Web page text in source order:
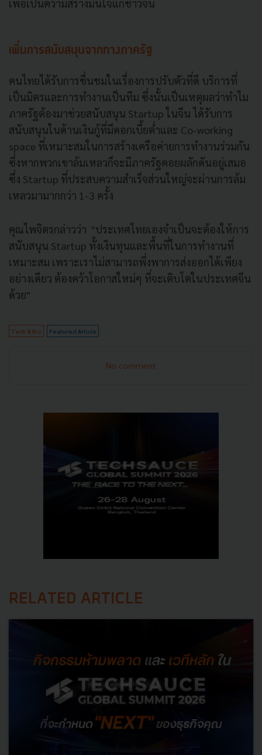
เพื่อเป็นความสร้างมั่นใจแก่ชาวจีน
เพิ่มการสนับสนุนจากทางภาครัฐ
คนไทยได้รับการชื่นชมในเรื่องการปรับตัวที่ดี บริการที่
เป็นมิตรและการทำงานเป็นทีม ซึ่งนั้นเป็นเหตุผลว่าทำไม
ภาครัฐต้องมาช่วยสนับสนุน Startup ในจีน ได้รับการ
สนับสนุนในด้านเงินกู้ที่มีดอกเบี้ยต่ำและ Co-working
space ที่เหมาะสมในการสร้างเครือค่ายการทำงานร่วมกัน
ซึ่งหากพวกเขาล้มเหลวก็จะมีภาครัฐคอยผลักดันอยู่เสมอ
ซึ่ง Startup ที่ประสบความสำเร็จส่วนใหญ่จะผ่านการล้ม
เหลวมามากกว่า 1-3 ครั้ง
คุณไพจิตรกล่าวว่า "ประเทศไทยเองจำเป็นจะต้องให้การ
สนับสนุน Startup ทั้งเงินทุนและพื้นที่ในการทำงานที่
เหมาะสม เพราะเราไม่สามารถพึ่งพาการส่งออกได้เพียง
อย่างเดียว ต้องคว้าโอกาสใหม่ๆ ที่จะเติบโตในประเทศจีน
ด้วย"
Tech & Biz Featured Article
No comment
RELATED ARTICLE